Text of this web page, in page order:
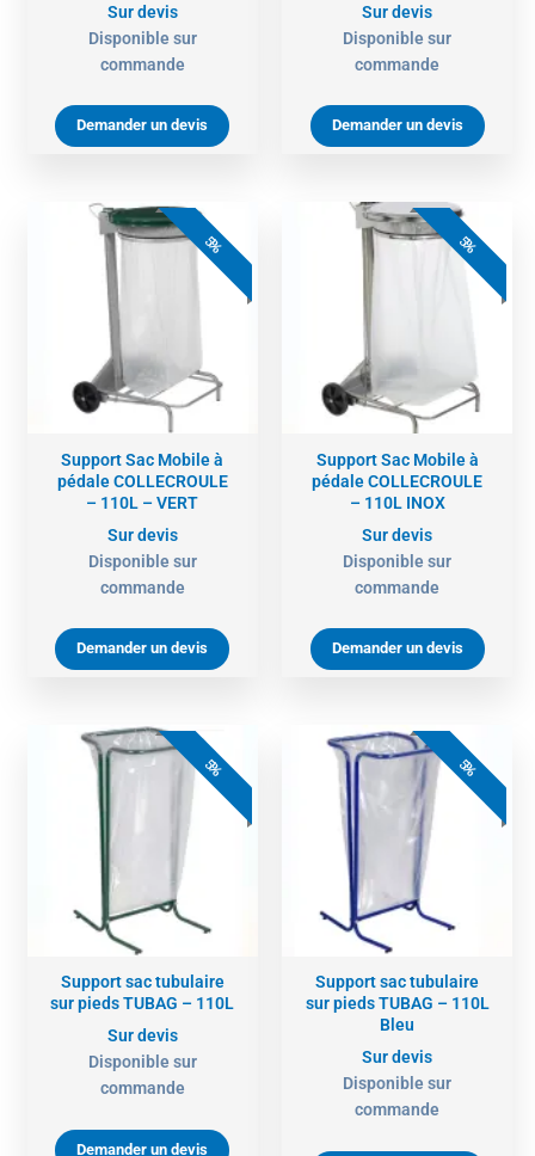
Sur devis
Disponible sur
commande
Demander un devis
Sur devis
Disponible sur
commande
Demander un devis
5%
Support Sac Mobile à
pédale COLLECROULE
– 110L – VERT
Sur devis
Disponible sur
commande
Demander un devis
5%
Support Sac Mobile à
pédale COLLECROULE
– 110L INOX
Sur devis
Disponible sur
commande
Demander un devis
5%
Support sac tubulaire
sur pieds TUBAG – 110L
Sur devis
Disponible sur
commande
Demander un devis
5%
Support sac tubulaire
sur pieds TUBAG – 110L
Bleu
Sur devis
Disponible sur
commande